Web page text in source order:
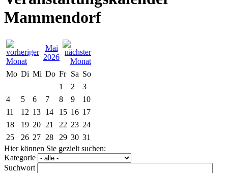
Mammendorf
Mai
2026
Mo Di Mi Do Fr Sa So
1
2
3
4
5 6 7 8 9
10
11
12 13 14 15 16 17
18
19 20 21 22 23 24
25
26 27 28 29 30 31
Hier können Sie gezielt suchen:
Kategorie
Suchwort